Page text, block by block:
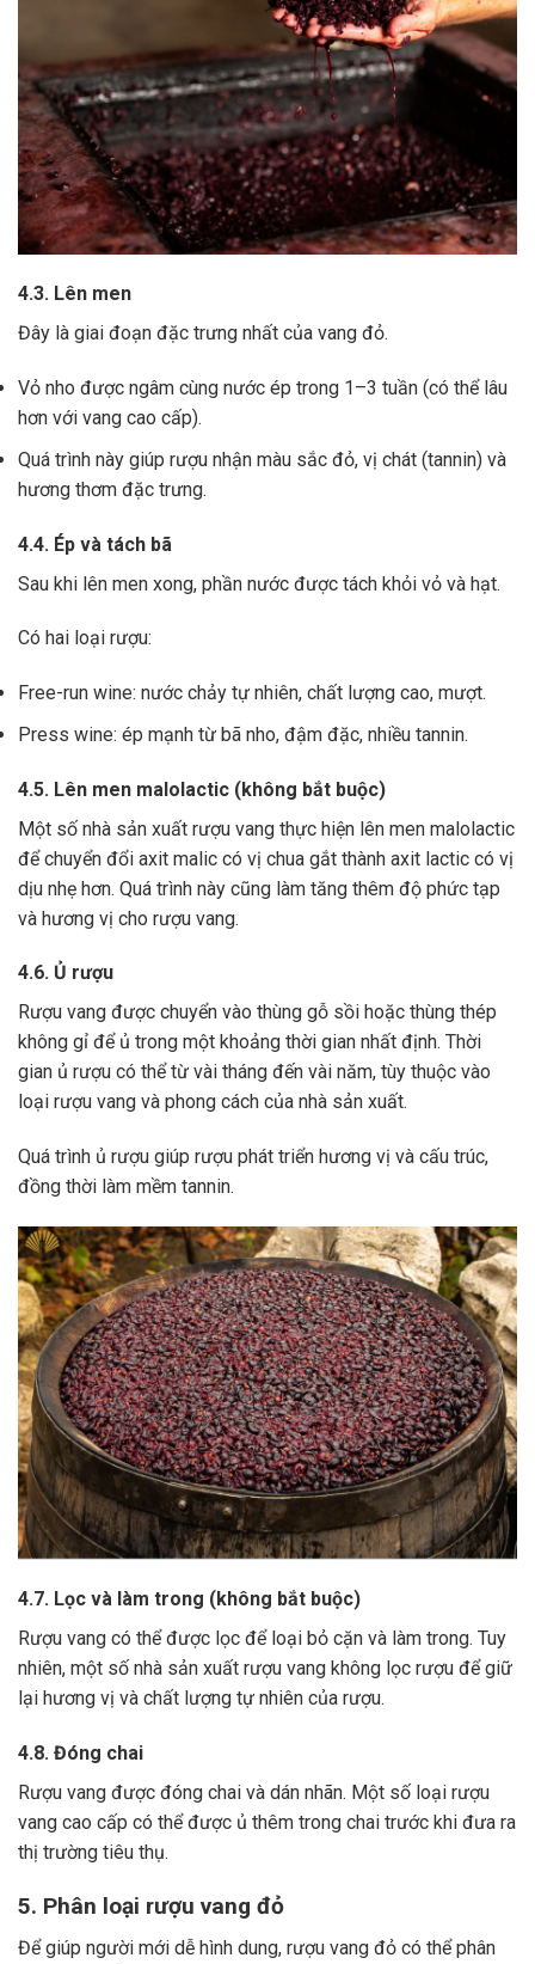
4.3. Lên men
Đây là giai đoạn đặc trưng nhất của vang đỏ.
Vỏ nho được ngâm cùng nước ép trong 1–3 tuần (có thể lâu
hơn với vang cao cấp).
Quá trình này giúp rượu nhận màu sắc đỏ, vị chát (tannin) và
hương thơm đặc trưng.
4.4. Ép và tách bã
Sau khi lên men xong, phần nước được tách khỏi vỏ và hạt.
Có hai loại rượu:
Free-run wine: nước chảy tự nhiên, chất lượng cao, mượt.
Press wine: ép mạnh từ bã nho, đậm đặc, nhiều tannin.
4.5. Lên men malolactic (không bắt buộc)
Một số nhà sản xuất rượu vang thực hiện lên men malolactic
để chuyển đổi axit malic có vị chua gắt thành axit lactic có vị
dịu nhẹ hơn. Quá trình này cũng làm tăng thêm độ phức tạp
và hương vị cho rượu vang.
4.6. Ủ rượu
Rượu vang được chuyển vào thùng gỗ sồi hoặc thùng thép
không gỉ để ủ trong một khoảng thời gian nhất định. Thời
gian ủ rượu có thể từ vài tháng đến vài năm, tùy thuộc vào
loại rượu vang và phong cách của nhà sản xuất.
Quá trình ủ rượu giúp rượu phát triển hương vị và cấu trúc,
đồng thời làm mềm tannin.
4.7. Lọc và làm trong (không bắt buộc)
Rượu vang có thể được lọc để loại bỏ cặn và làm trong. Tuy
nhiên, một số nhà sản xuất rượu vang không lọc rượu để giữ
lại hương vị và chất lượng tự nhiên của rượu.
4.8. Đóng chai
Rượu vang được đóng chai và dán nhãn. Một số loại rượu
vang cao cấp có thể được ủ thêm trong chai trước khi đưa ra
thị trường tiêu thụ.
5. Phân loại rượu vang đỏ
Để giúp người mới dễ hình dung, rượu vang đỏ có thể phân